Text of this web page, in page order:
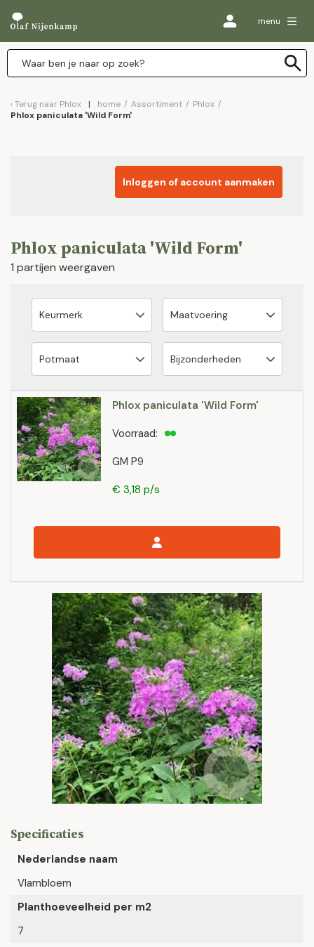
menu
Terug naar Phlox home / Assortiment / Phlox /
Phlox paniculata 'Wild Form'
Inloggen of account aanmaken
Phlox paniculata 'Wild Form'
1 partijen weergaven
Phlox paniculata 'Wild Form'
GM P9
Voorraad:
€ 3,18 p/s
Specificaties
Nederlandse naam
Vlambloem
Planthoeveelheid per m2
7